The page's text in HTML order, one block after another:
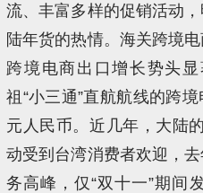
流、丰富多样的促销活动
陆年货的热情。海关跨境
跨境电商出口增长势头
祖“小三通”直航航线的跨
元人民币。近几年，大陆
动受到台湾消费者欢迎，
务高峰，仅“双十一”期间